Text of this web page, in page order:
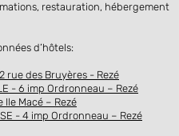
restauration, hébergement
d’hôtels:
rue des Bruyères - Rezé
- 6 imp Ordronneau – Rezé
Ile Macé – Rezé
- 4 imp Ordronneau – Rezé